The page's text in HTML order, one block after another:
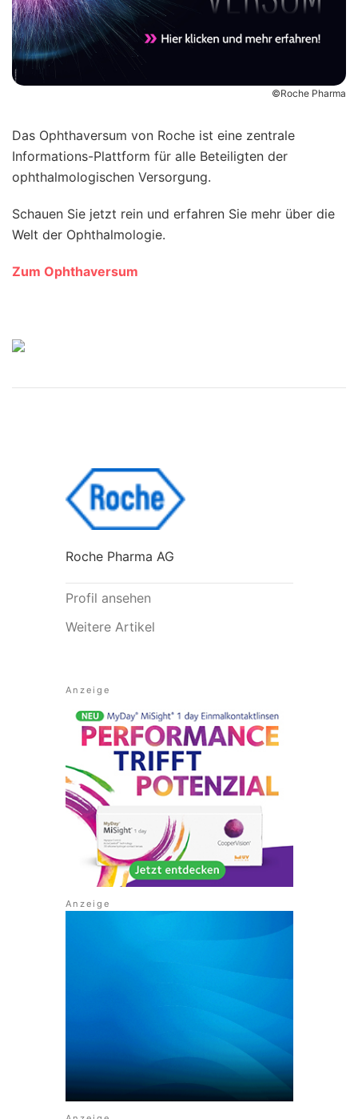
©Roche Pharma
Das Ophthaversum von Roche ist eine zentrale
Informations-Plattform für alle Beteiligten der
ophthalmologischen Versorgung.
Schauen Sie jetzt rein und erfahren Sie mehr über die
Welt der Ophthalmologie.
Zum Ophthaversum
Roche Pharma AG
Profil ansehen
Weitere Artikel